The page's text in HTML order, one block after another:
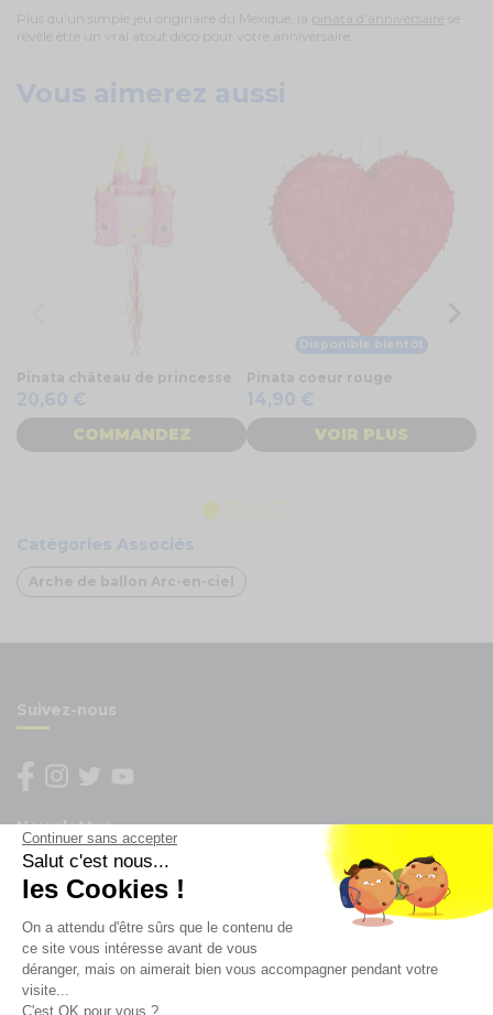
Continuer sans accepter
Salut c'est nous...
les Cookies !
On a attendu d'être sûrs que le contenu de
ce site vous intéresse avant de vous
déranger, mais on aimerait bien vous accompagner pendant votre
visite...
C'est OK pour vous ?
Plus qu'un simple jeu originaire du Mexique, la pinata d'anniversaire
se
révèle être un vrai atout déco pour votre anniversaire.
Vous aimerez aussi
Pinata château de princesse
20,60 €
COMMANDEZ
Disponible bientôt
Pinata coeur rouge
14,90 €
VOIR PLUS
Catégories Associés
Arche de ballon Arc-en-ciel
Suivez-nous
Newsletter
Enregistrez vous à la newsletter
Restez à l'actualité sur nos produits et les offres du
moment